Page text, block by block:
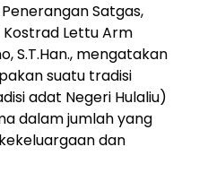
Satgas,
Kostrad Lettu Arm
S.T.Han., mengatakan
suatu tradisi
adat Negeri Hulaliu)
dalam jumlah yang
dan